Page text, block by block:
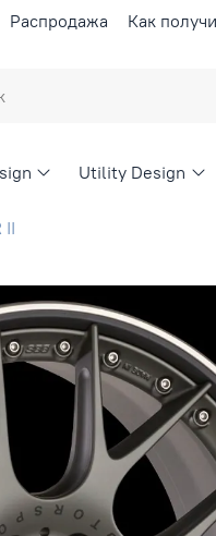
Распродажа Как
Utility Design
II